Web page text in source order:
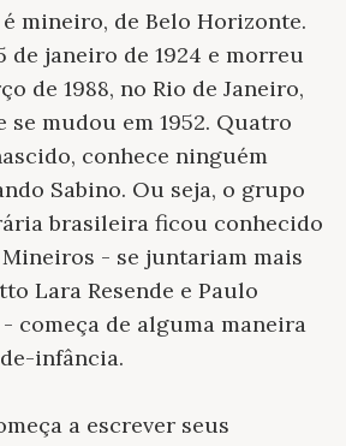
mineiro, de Belo Horizonte.
de janeiro de 1924 e morreu
de 1988, no Rio de Janeiro,
se mudou em 1952. Quatro
conhece ninguém
Sabino. Ou seja, o grupo
brasileira ficou conhecido
- se juntariam mais
Lara Resende e Paulo
começa de alguma maneira
infância.
a escrever seus